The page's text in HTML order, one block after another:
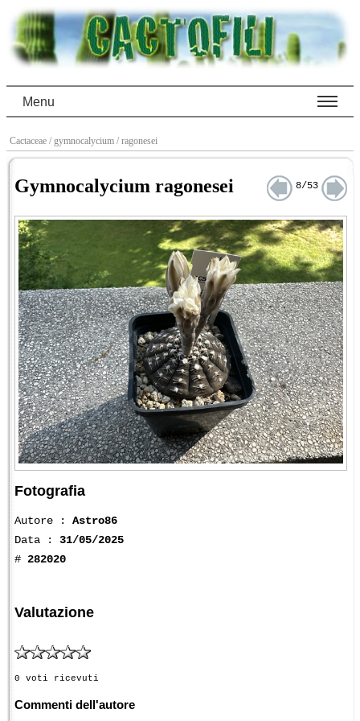
Menu
Cactaceae / gymnocalycium / ragonesei
Gymnocalycium ragonesei 8/53
Fotografia
Autore : Astro86
Data : 31/05/2025
# 282020
Valutazione
0 voti ricevuti
Commenti dell'autore